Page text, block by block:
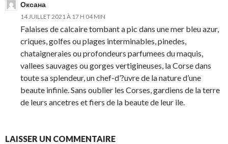
Оксана
14 JUILLET 2021 À 17 H 04 MIN
Falaises de calcaire tombant a pic dans une mer bleu azur,
criques, golfes ou plages interminables, pinedes,
chataigneraies ou profondeurs parfumees du maquis,
vallees sauvages ou gorges vertigineuses, la Corse dans
toute sa splendeur, un chef-d’?uvre de la nature d’une
beaute infinie. Sans oublier les Corses, gardiens de la terre
de leurs ancetres et fiers de la beaute de leur ile.
LAISSER UN COMMENTAIRE